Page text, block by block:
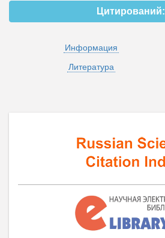
Цитирований:
Информация
Литература